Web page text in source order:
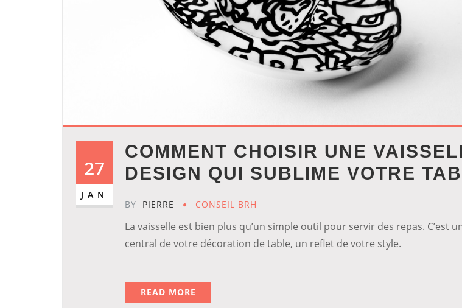
27
JAN
COMMENT CHOISIR UNE
DESIGN QUI SUBLIME VOTRE
BY PIERRE CONSEIL BRH
La vaisselle est bien plus qu’un simple outil pour servir des repas. C’est
central de votre décoration de table, un reflet de votre style.
READ MORE